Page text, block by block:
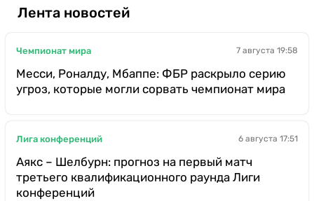
Лента новостей
Чемпионат мира 7 августа 19:58
Месси, Роналду, Мбаппе: ФБР раскрыло серию
угроз, которые могли сорвать чемпионат мира
Лига конференций 6 августа 17:51
Аякс – Шелбурн: прогноз на первый матч
третьего квалификационного раунда Лиги
конференций